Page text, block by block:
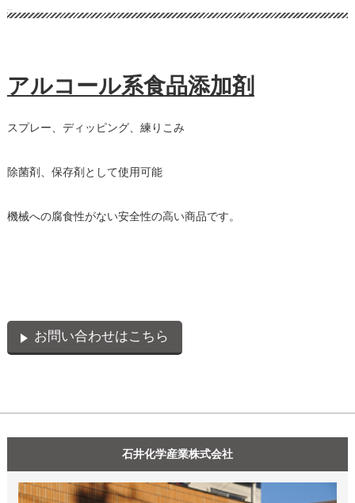
アルコール系食品添加剤
スプレー、ディッピング、練りこみ
除菌剤、保存剤として使用可能
機械への腐食性がない安全性の高い商品です。
お問い合わせはこちら
石井化学産業株式会社